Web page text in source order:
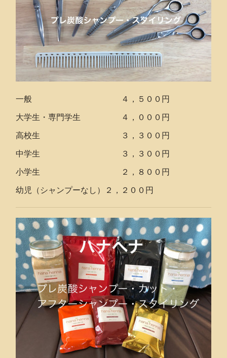
一般 ４，５００円
大学生・専門学生 ４，０００円
高校生 ３，３００円
中学生 ３，３００円
小学生 ２，８００円
幼児（シャンプーなし）２，２００円